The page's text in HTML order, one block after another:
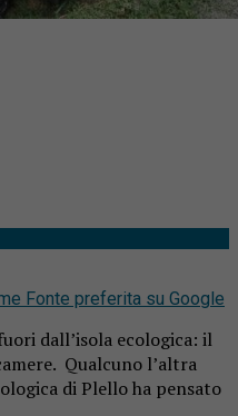
Fonte preferita su Google
dall’isola ecologica: il
Qualcuno l’altra
di Plello ha pensato